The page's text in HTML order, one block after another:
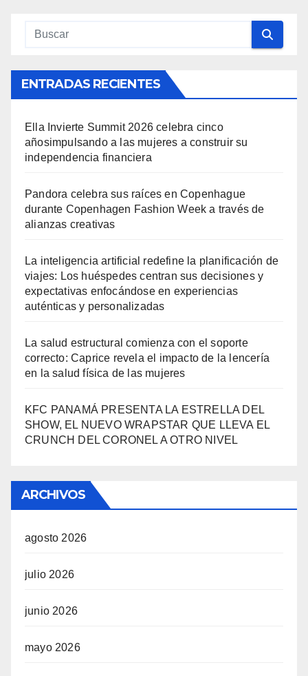
ENTRADAS RECIENTES
Ella Invierte Summit 2026 celebra cinco
añosimpulsando a las mujeres a construir su
independencia financiera
Pandora celebra sus raíces en Copenhague
durante Copenhagen Fashion Week a través de
alianzas creativas
La inteligencia artificial redefine la planificación de
viajes: Los huéspedes centran sus decisiones y
expectativas enfocándose en experiencias
auténticas y personalizadas
La salud estructural comienza con el soporte
correcto: Caprice revela el impacto de la lencería
en la salud física de las mujeres
KFC PANAMÁ PRESENTA LA ESTRELLA DEL
SHOW, EL NUEVO WRAPSTAR QUE LLEVA EL
CRUNCH DEL CORONEL A OTRO NIVEL
ARCHIVOS
agosto 2026
julio 2026
junio 2026
mayo 2026